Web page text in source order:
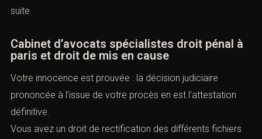
suite
Cabinet d’avocats spécialistes droit pénal à
paris et droit de mis en cause
Votre innocence est prouvée : la décision judiciaire
prononcée à l’issue de votre procès en est l’attestation
définitive.
Vous avez un droit de rectification des différents fichiers